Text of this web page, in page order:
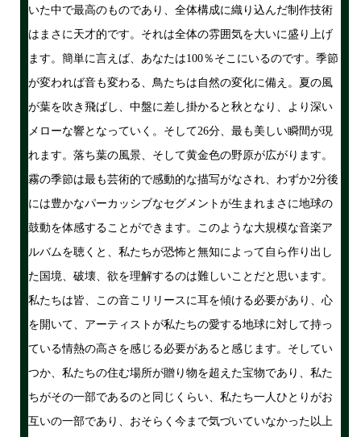
いた中で最高のものであり、全体構成に織り込んだ制作技術
はまさに天才的です。それは全体の雰囲気を大いに盛り上げ
ます。簡単に言えば、あなたは100％そこにいるのです。季節
が変われば音も変わる、鳥たちは自然の変化に備え。夏の風
が葉を吹き飛ばし、中盤に差し掛かると秋となり、より深い
メローな響となっていく。そして26分、最も美しい瞬間が現
れます。落ち葉の風景、そして黄金色の野原が広がります。
霧の季節は最も芸術的で感動的な描写がなされ、わずか2分後
には豊かなパーカッシブなセグメントが生まれまさに地球の
鼓動を体感することができます。このような大規模な音楽ア
ルバムを聴くと、私たちが恐怖と無知によって自ら作り出し
た国境、破壊、欲を理解するのは難しいことだと思います。
私たちは皆、この音こリリースに耳を傾ける必要があり、心
を開いて、アーティストが私たちの愛する地球に対して持っ
ている情熱の高さを感じる必要があると感じます。そしてい
つか、私たちの住む場所が贈り物を超えた宝物であり、私た
ちがその一部であるのと同じくらい、私たち一人ひとりがお
互いの一部であり、おそらく今まで気づいていなかった以上